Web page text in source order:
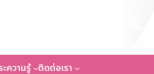
ความรู้ ติดต่อเรา